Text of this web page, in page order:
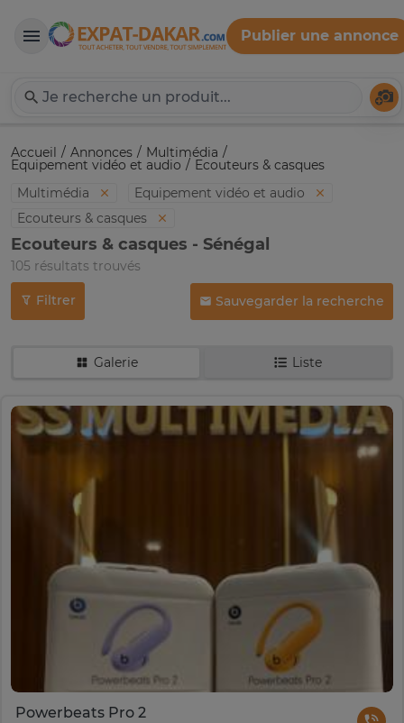
Expat-Dakar
Publier une annonce
Accueil Annonces Multimédia
Equipement vidéo et audio
Ecouteurs & casques
Multimédia
Equipement vidéo et audio
Ecouteurs & casques
Ecouteurs & casques - Sénégal
105 résultats trouvés
Filtrer Sauvegarder la recherche
Galerie Liste
Powerbeats Pro 2